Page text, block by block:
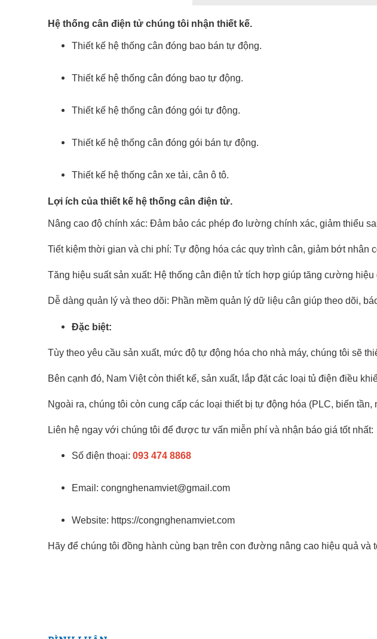
Hệ thống cân điện tử chúng tôi nhận thiết kế.
Thiết kế hệ thống cân đóng bao bán tự động.
Thiết kế hệ thống cân đóng bao tự động.
Thiết kế hệ thống cân đóng gói tự động.
Thiết kế hệ thống cân đóng gói bán tự động.
Thiết kế hệ thống cân xe tải, cân ô tô.
Lợi ích của thiết kế hệ thống cân điện tử.
Nâng cao độ chính xác: Đảm bảo các phép đo lường chính xác, giảm thiểu
Tiết kiệm thời gian và chi phí: Tự động hóa các quy trình cân, giảm bớt nhân
Tăng hiệu suất sản xuất: Hệ thống cân điện tử tích hợp giúp tăng cường hiệu
Dễ dàng quản lý và theo dõi: Phần mềm quản lý dữ liệu cân giúp theo dõi,
Đặc biệt:
Tùy theo yêu cầu sản xuất, mức độ tự động hóa cho nhà máy, chúng tôi sẽ
Bên cạnh đó, Nam Việt còn thiết kế, sản xuất, lắp đặt các loại tủ điện điều
Ngoài ra, chúng tôi còn cung cấp các loại thiết bị tự động hóa (PLC, biến
Liên hệ ngay với chúng tôi để được tư vấn miễn phí và nhận báo giá tốt nhất:
Số điện thoại: 093 474 8868
Email: congnghenamviet@gmail.com
Website: https://congnghenamviet.com
Hãy để chúng tôi đồng hành cùng bạn trên con đường nâng cao hiệu quả và